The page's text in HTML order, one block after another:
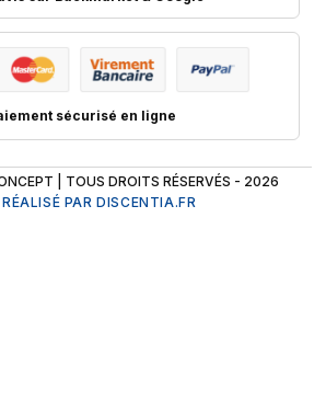
sécurisé en ligne
| TOUS DROITS RÉSERVÉS - 2026
PAR DISCENTIA.FR